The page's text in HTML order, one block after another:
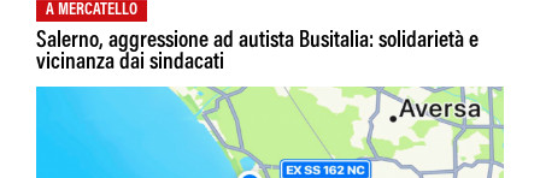
A MERCATELLO
Salerno, aggressione ad autista Busitalia: solidarietà e
vicinanza dai sindacati